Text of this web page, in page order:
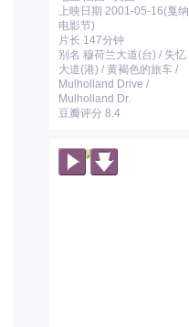
上映日期 2001-05-16(戛纳
电影节)
片长 147分钟
别名 穆荷兰大道(台) / 失忆
大道(港) / 黄褐色的旅车 /
Mulholland Drive /
Mulholland Dr.
豆瓣评分 8.4